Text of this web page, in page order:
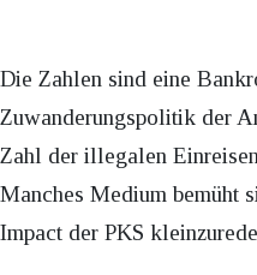
Die Zahlen sind eine
Zuwanderungspolitik der
Zahl der illegalen
Manches Medium bemüht
Impact der PKS